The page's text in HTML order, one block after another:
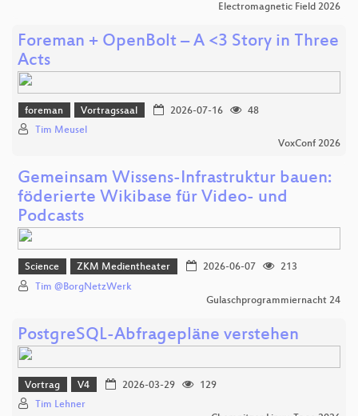
Electromagnetic Field 2026
Foreman + OpenBolt – A <3 Story in Three
Acts
foreman Vortragssaal 2026-07-16
48
Tim Meusel
VoxConf 2026
Gemeinsam Wissens-Infrastruktur bauen:
föderierte Wikibase für Video- und
Podcasts
Science ZKM Medientheater 2026-06-07
213
Tim @BorgNetzWerk
Gulaschprogrammiernacht 24
PostgreSQL-Abfragepläne verstehen
Vortrag V4 2026-03-29
129
Tim Lehner